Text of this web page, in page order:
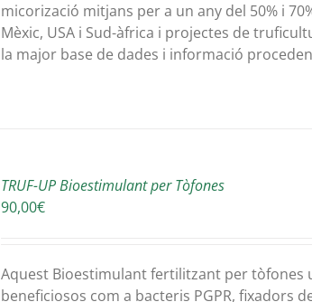
micorizació mitjans per a un any del 50% i
Mèxic, USA i Sud-àfrica i projectes de
la major base de dades i informació
TRUF-UP Bioestimulant per Tòfones
90,00€
Aquest Bioestimulant fertilitzant per
beneficiosos com a bacteris PGPR, fixadors